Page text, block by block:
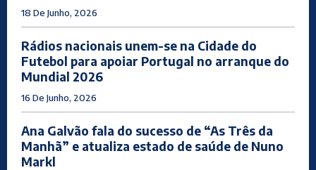
18 De Junho, 2026
Rádios nacionais unem-se na Cidade do
Futebol para apoiar Portugal no arranque do
Mundial 2026
16 De Junho, 2026
Ana Galvão fala do sucesso de “As Três da
Manhã” e atualiza estado de saúde de Nuno
Markl